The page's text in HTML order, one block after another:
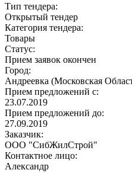
Тип тендера:
Открытый тендер
Категория тендера:
Товары
Статус:
Прием заявок окончен
Город:
Андреевка (Московская
Прием предложений с:
23.07.2019
Прием предложений до:
27.09.2019
Заказчик:
ООО "СибЖилСтрой"
Контактное лицо:
Александр